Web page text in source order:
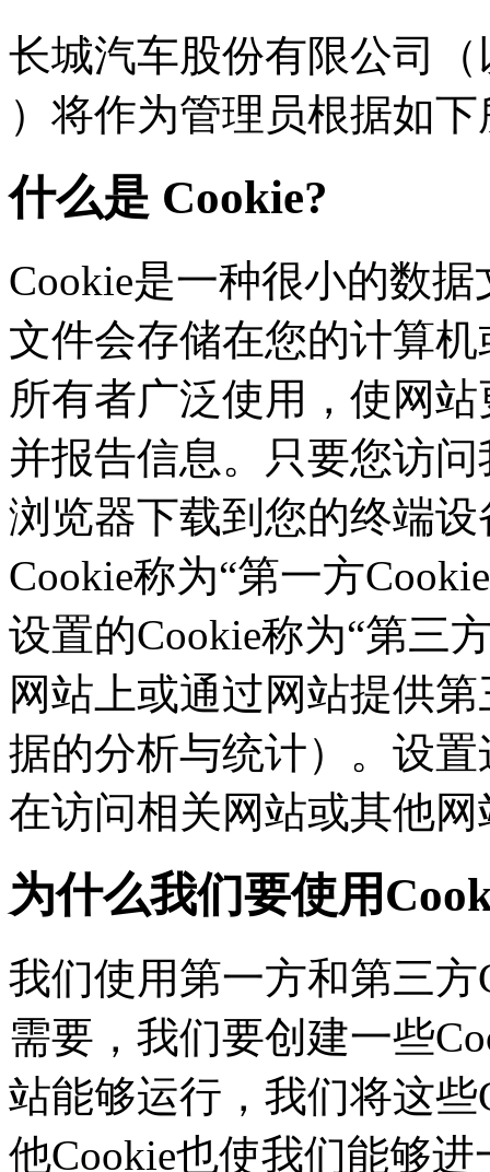
长城汽车股份有限公司（
）将作为管理员根据如
什么是 Cookie?
Cookie是一种很小的数据文
文件会存储在您的计算
所有者广泛使用，使网
并报告信息。只要您访问
浏览器下载到您的终端设
Cookie称为“第一方
设置的Cookie称为“第三
网站上或通过网站提供第
据的分析与统计）。设
在访问相关网站或其他
为什么我们要使用
我们使用第一方和第三
需要，我们要创建一
站能够运行，我们将这
他Cookie也使我们能够进